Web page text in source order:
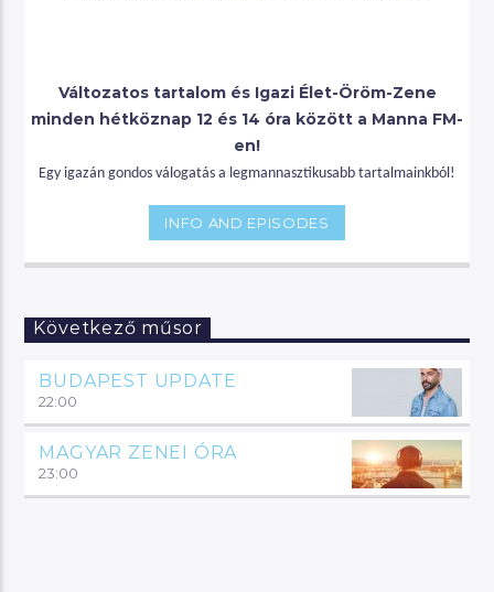
Változatos tartalom és Igazi Élet-Öröm-Zene
minden hétköznap 12 és 14 óra között a Manna FM-
en!
Egy igazán gondos válogatás a legmannasztikusabb tartalmainkból!
INFO AND EPISODES
Következő műsor
BUDAPEST UPDATE
22:00
MAGYAR ZENEI ÓRA
23:00